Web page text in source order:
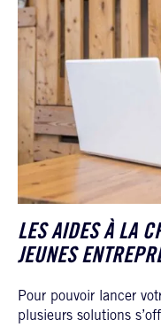
LES AIDES À LA
JEUNES
Pour pouvoir lancer
plusieurs solutions